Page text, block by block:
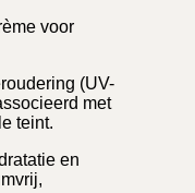
voor
(UV-
met
teint.
en